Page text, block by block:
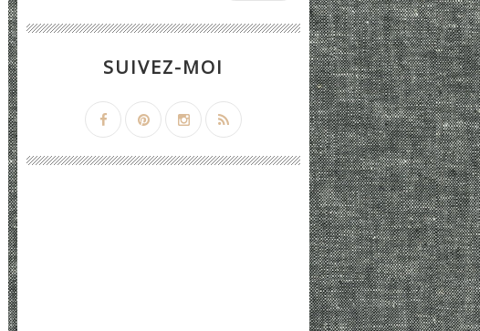
SUIVEZ-MOI